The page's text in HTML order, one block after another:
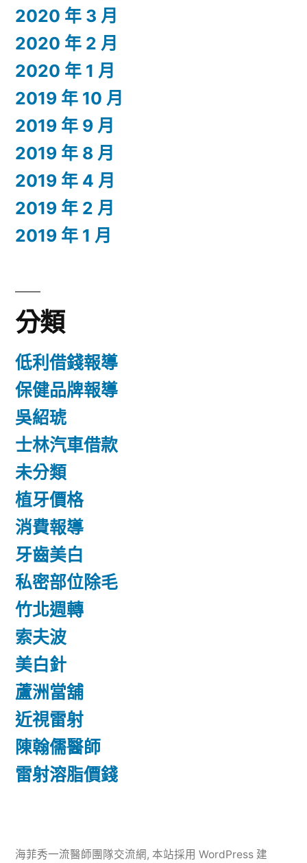
2020 年 3 月
2020 年 2 月
2020 年 1 月
2019 年 10 月
2019 年 9 月
2019 年 8 月
2019 年 4 月
2019 年 2 月
2019 年 1 月
分類
低利借錢報導
保健品牌報導
吳紹琥
士林汽車借款
未分類
植牙價格
消費報導
牙齒美白
私密部位除毛
竹北週轉
索夫波
美白針
蘆洲當舖
近視雷射
陳翰儒醫師
雷射溶脂價錢
海菲秀一流醫師團隊交流網, 本站採用 WordPress 建